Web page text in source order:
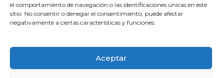
el comportamiento de navegación o las identificaciones únicas en este
sitio. No consentir o denegar el consentimiento, puede afectar
negativamente a ciertas características y funciones.
Aceptar
Testimonios
Patologías Tratadas
Aplicaciones y Webs de interés
Webs de interés